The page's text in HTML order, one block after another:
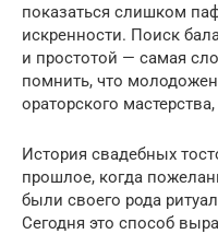
показаться слишком
искренности. Поиск
и простотой — самая
помнить, что
ораторского
История свадебных
прошлое, когда
были своего рода
Сегодня это способ